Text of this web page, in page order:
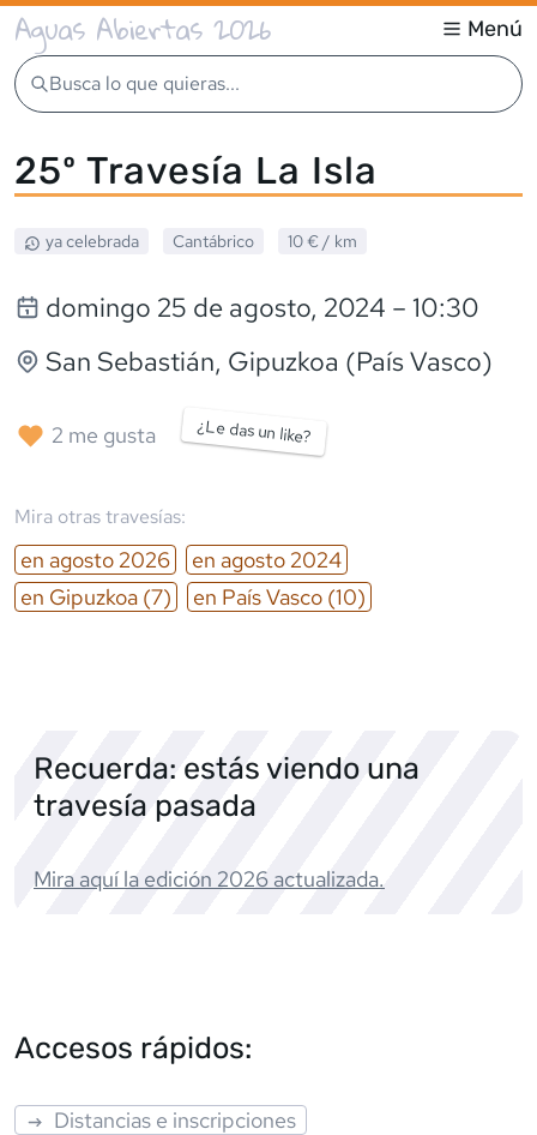
Aguas Abiertas 2026 Menú
Busca lo que quieras...
25º Travesía La Isla
ya celebrada Cantábrico 10 € / km
domingo 25 de agosto, 2024 – 10:30
San Sebastián, Gipuzkoa (País Vasco)
2 me gusta ¿Le das un like?
Mira otras travesías:
en agosto 2026 en agosto 2024
en Gipuzkoa (7) en País Vasco (10)
Recuerda: estás viendo una
travesía pasada
Mira aquí la edición 2026 actualizada.
Accesos rápidos:
Distancias e inscripciones